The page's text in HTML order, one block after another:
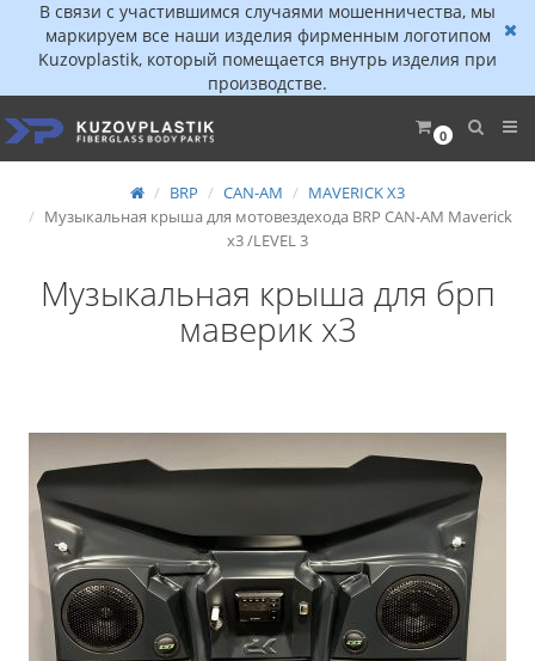
В связи с участившимся случаями мошенничества, мы
маркируем все наши изделия фирменным логотипом
Kuzovplastik, который помещается внутрь изделия при
производстве.
0
BRP CAN-AM
MAVERICK X3
Музыкальная крыша для мотовездехода BRP CAN-AM Maverick
x3 /LEVEL 3
Музыкальная крыша для брп
маверик х3